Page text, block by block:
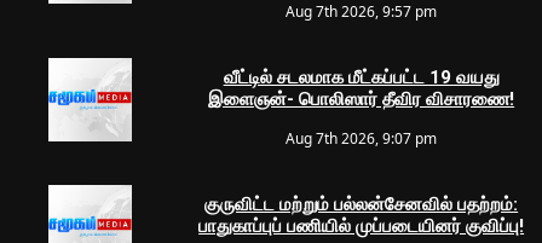
Aug 7th 2026, 9:57 pm
வீட்டில் சடலமாக மீட்கப்பட்ட 19 வயது
இளைஞன்- பொலிஸார் தீவிர விசாரணை!
Aug 7th 2026, 9:07 pm
குருவிட்ட மற்றும் பல்லன்சேனவில் பதற்றம்:
பாதுகாப்புப் பணியில் முப்படையினர் குவிப்பு!